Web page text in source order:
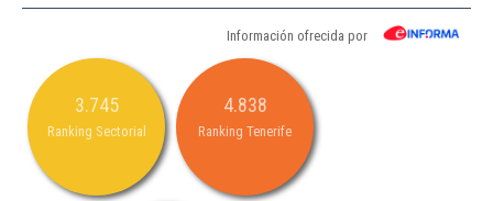
Información ofrecida por
3.745
Ranking Sectorial
4.838
Ranking Tenerife